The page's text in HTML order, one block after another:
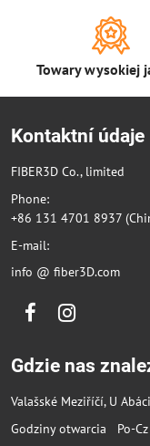
Towary wysokiej
Kontaktní údaje
FIBER3D Co., limited
Phone:
+86 131 4701 8937
E-mail:
info @ fiber3D.com
FacebookInstagram
Gdzie nas
Valašské Meziříčí, U
Godziny otwarcia Po-